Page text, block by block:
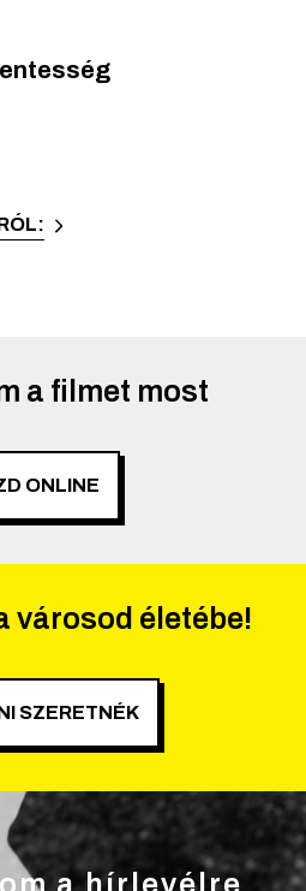
a filmet most
ONLINE
városod életébe!
SZERETNÉK
a hírlevélre